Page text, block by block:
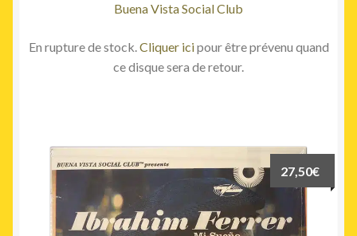
Buena Vista Social Club
En rupture de stock. Cliquer icipour être prévenu quand
ce disque sera de retour.
27,50€